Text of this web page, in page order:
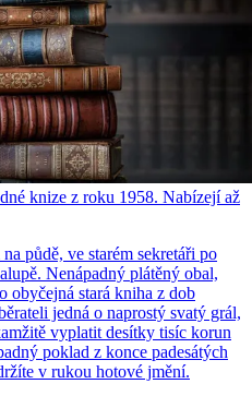
knize z roku 1958. Nabízejí až
půdě, ve starém sekretáři po
Nenápadný plátěný obal,
obyčejná stará kniha z dob
jedná o naprostý svatý grál,
vyplatit desítky tisíc korun
poklad z konce padesátých
v rukou hotové jmění.